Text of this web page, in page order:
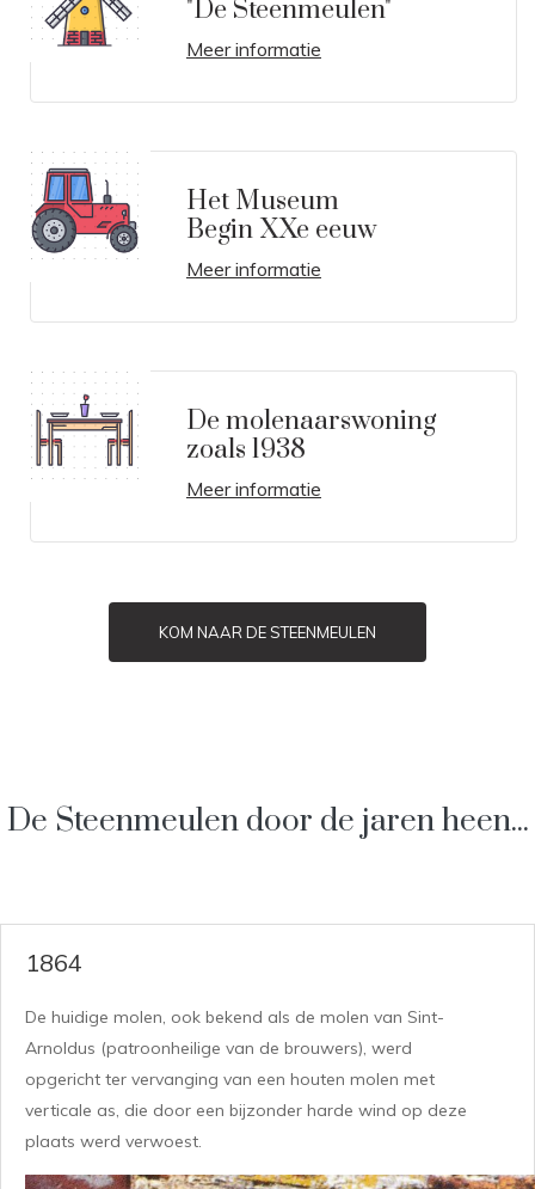
"De Steenmeulen"
Meer informatie
Het Museum
Begin XXe eeuw
Meer informatie
De molenaarswoning
zoals 1938
Meer informatie
KOM NAAR DE STEENMEULEN
De Steenmeulen door de jaren heen...
1864
De huidige molen, ook bekend als de molen van Sint-
Arnoldus (patroonheilige van de brouwers), werd
opgericht ter vervanging van een houten molen met
verticale as, die door een bijzonder harde wind op deze
plaats werd verwoest.